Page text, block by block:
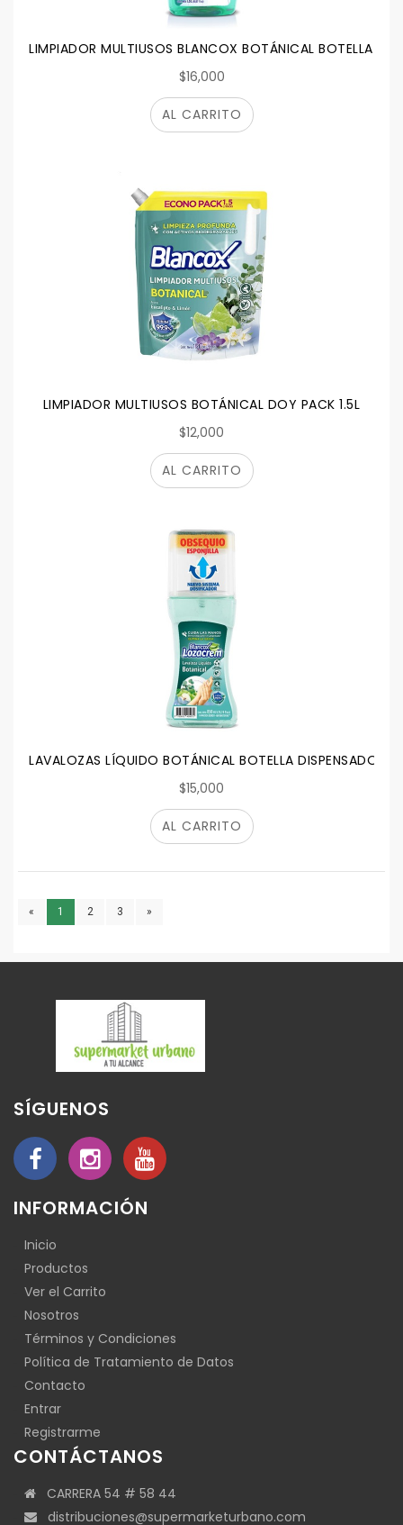
LIMPIADOR MULTIUSOS BLANCOX BOTÁNICAL BOTELLA 1.8L
$16,000
AL CARRITO
LIMPIADOR MULTIUSOS BOTÁNICAL DOY PACK 1.5L
$12,000
AL CARRITO
LAVALOZAS LÍQUIDO BOTÁNICAL BOTELLA DISPENSADORA
$15,000
AL CARRITO
« 1 2 3 »
SÍGUENOS
INFORMACIÓN
Inicio
Productos
Ver el Carrito
Nosotros
Términos y Condiciones
Política de Tratamiento de Datos
Contacto
Entrar
Registrarme
CONTÁCTANOS
CARRERA 54 # 58 44
distribuciones@supermarketurbano.com